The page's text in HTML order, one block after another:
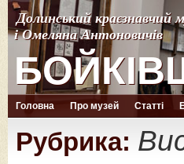
Долинський краєзнавчий
і Омеляна Антоновичів
Долинський краєзнавчий
і Омеляна Антоновичів
Головна Про музей Статті
Рубрика: